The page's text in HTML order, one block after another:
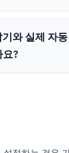
와 실제 자
요?